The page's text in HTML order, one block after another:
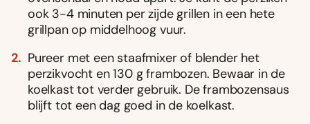
ook 3-4 minuten per zijde grillen in een hete
grillpan op middelhoog vuur.
Pureer met een staafmixer of blender het
perzikvocht en 130 g frambozen. Bewaar in de
koelkast tot verder gebruik. De frambozensaus
blijft tot een dag goed in de koelkast.